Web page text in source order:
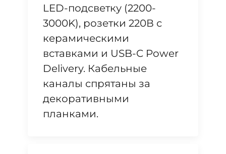
LED-подсветку (2200-
3000K), розетки 220В с
керамическими
вставками и USB-C Power
Delivery. Кабельные
каналы спрятаны за
декоративными
планками.